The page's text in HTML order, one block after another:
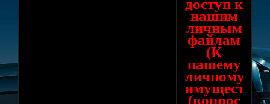
доступ к
нашим
личным
файлам
(К
нашему
личному
(вопрос